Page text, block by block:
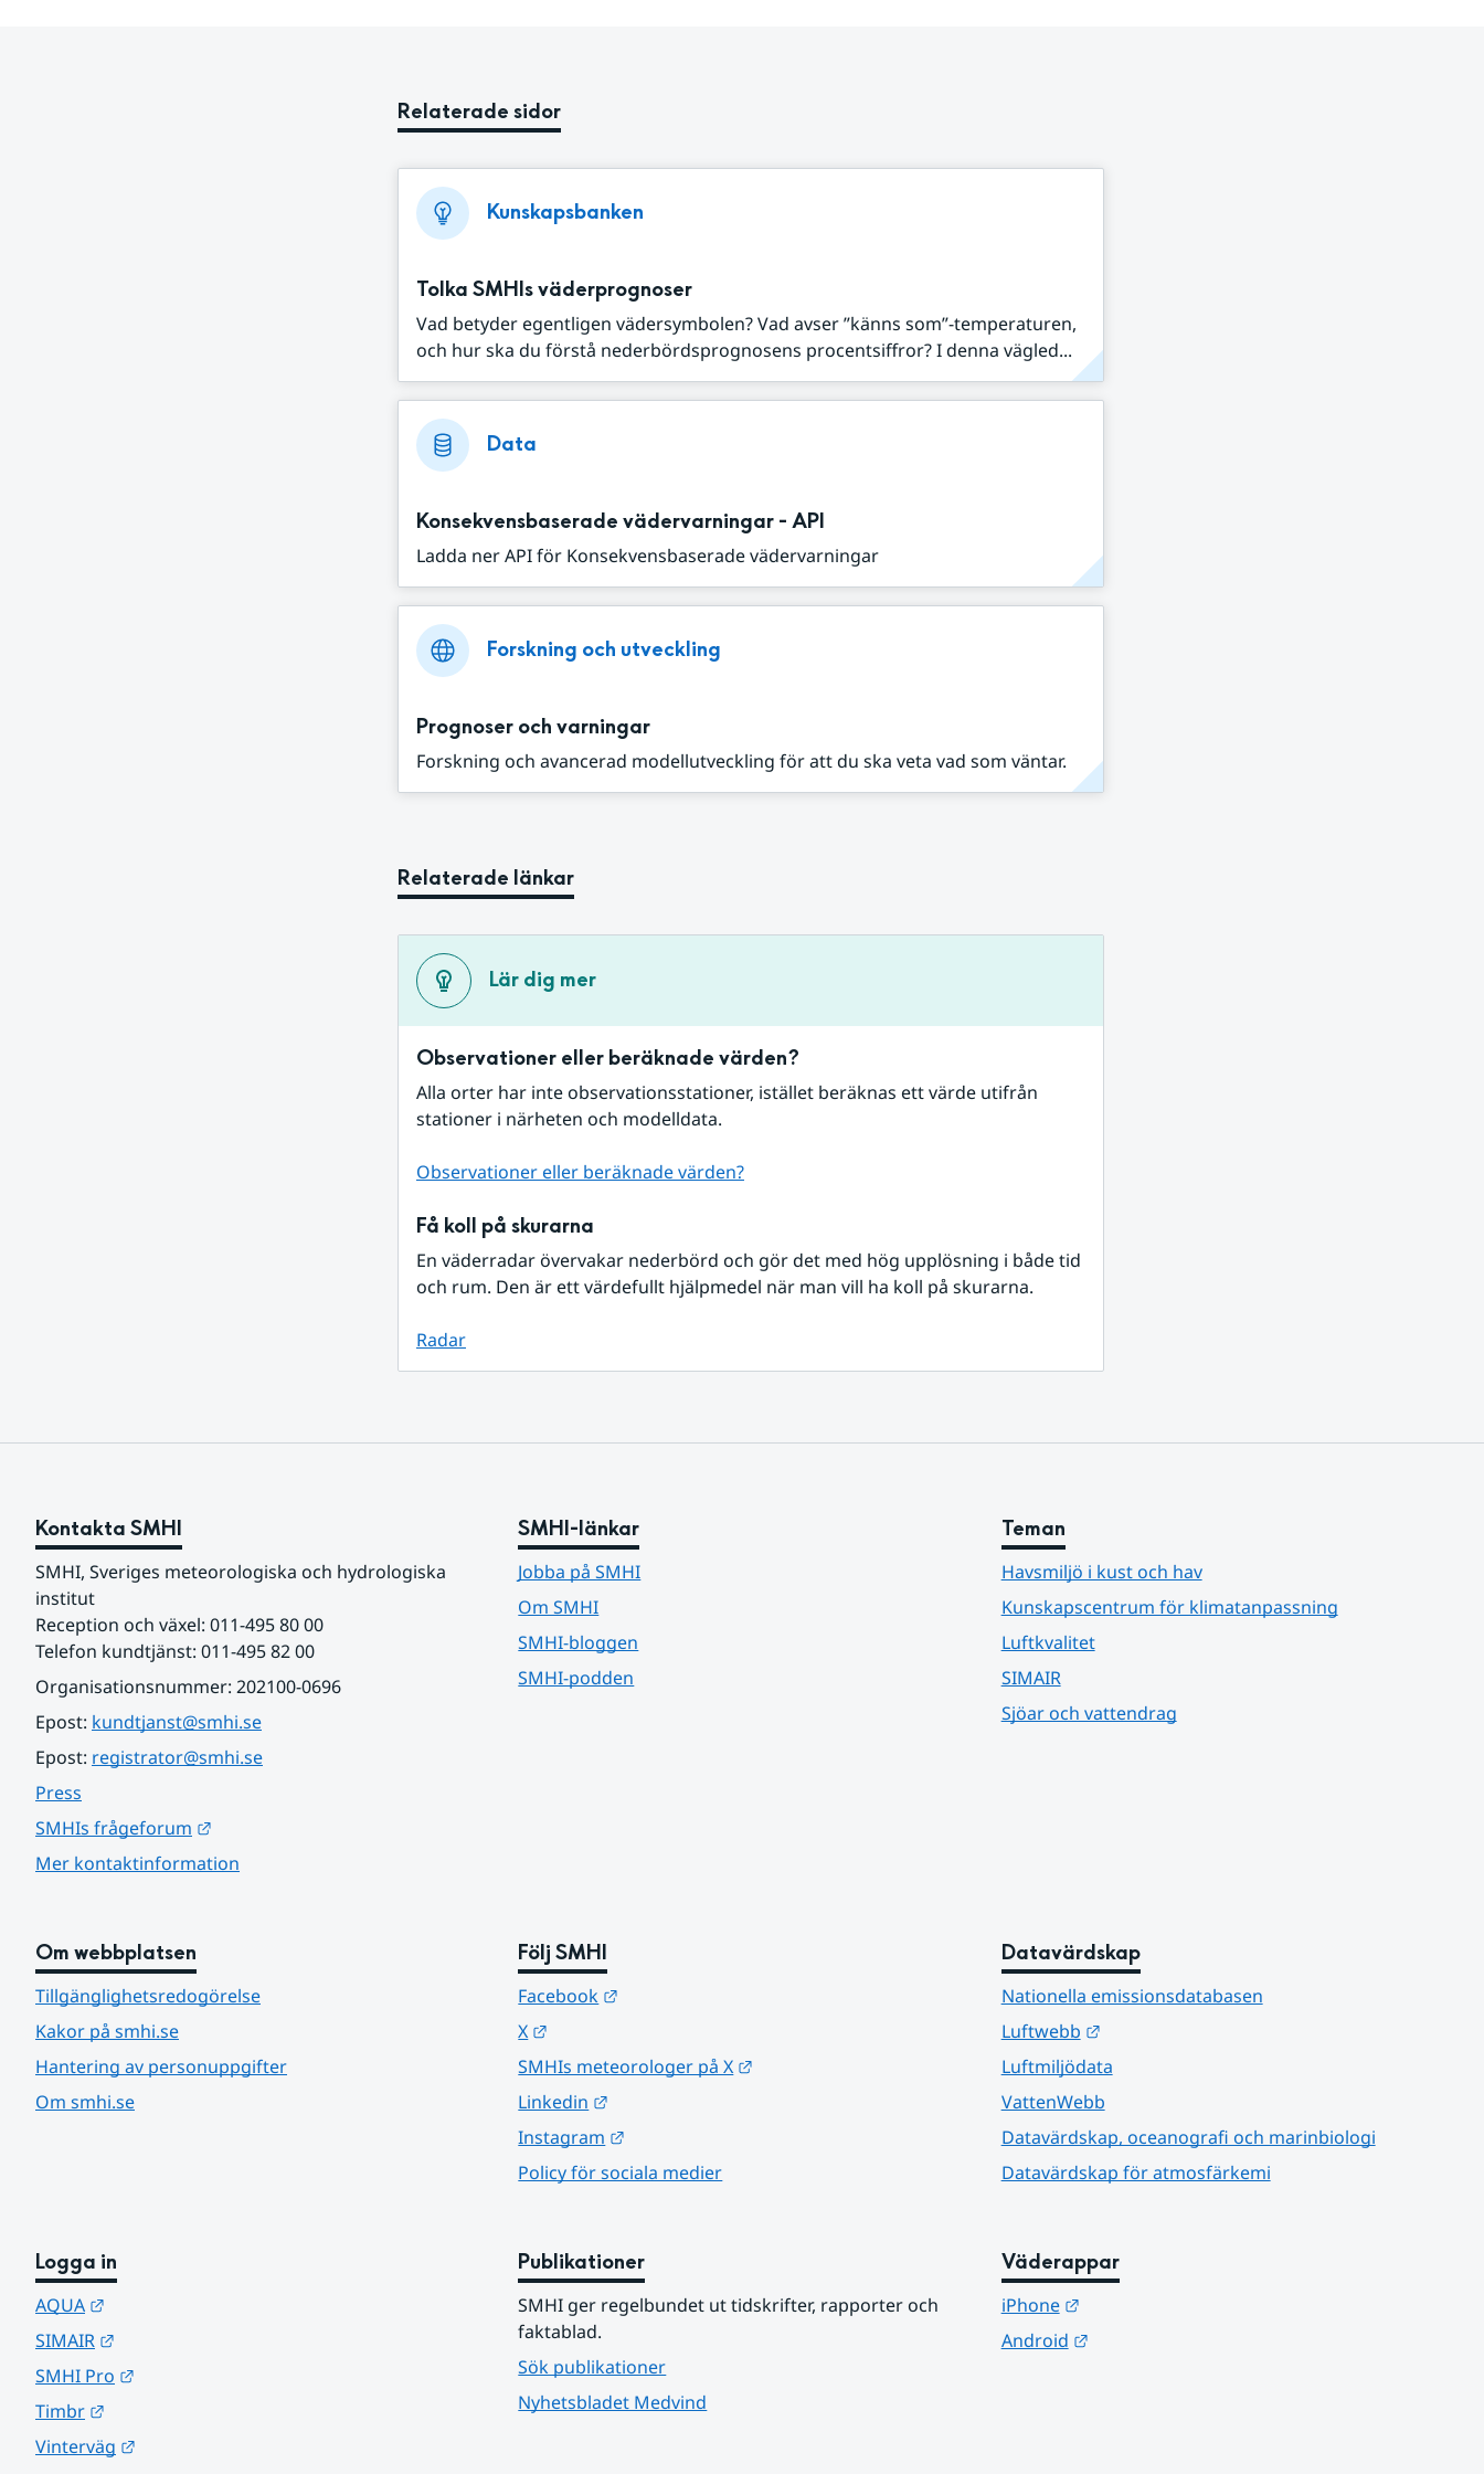
Relaterade sidor
Kunskapsbanken
Tolka SMHIs väderprognoser
Vad betyder egentligen vädersymbolen? Vad avser ”känns som”-temperaturen,
och hur ska du förstå nederbördsprognosens procentsiffror? I denna vägled...
Data
Konsekvensbaserade vädervarningar - API
Ladda ner API för Konsekvensbaserade vädervarningar
Forskning och utveckling
Prognoser och varningar
Forskning och avancerad modellutveckling för att du ska veta vad som väntar.
Relaterade länkar
Lär dig mer
Observationer eller beräknade värden?
Alla orter har inte observationsstationer, istället beräknas ett värde utifrån
stationer i närheten och modelldata.
Observationer eller beräknade värden?
Få koll på skurarna
En väderradar övervakar nederbörd och gör det med hög upplösning i både tid
och rum. Den är ett värdefullt hjälpmedel när man vill ha koll på skurarna.
Radar
Kontakta SMHI
SMHI, Sveriges meteorologiska och hydrologiska
institut
Reception och växel: 011-495 80 00
Telefon kundtjänst: 011-495 82 00
Organisationsnummer: 202100-0696
Epost: kundtjanst@smhi.se
Epost: registrator@smhi.se
Press
SMHIs frågeforum
Mer kontaktinformation
SMHI-länkar
Jobba på SMHI
Om SMHI
SMHI-bloggen
SMHI-podden
Teman
Havsmiljö i kust och hav
Kunskapscentrum för klimatanpassning
Luftkvalitet
SIMAIR
Sjöar och vattendrag
Om webbplatsen
Tillgänglighetsredogörelse
Kakor på smhi.se
Hantering av personuppgifter
Om smhi.se
Följ SMHI
Facebook
X
SMHIs meteorologer på X
Linkedin
Instagram
Policy för sociala medier
Datavärdskap
Nationella emissionsdatabasen
Luftwebb
Länk till annan webbplats.
Luftmiljödata
VattenWebb
Datavärdskap, oceanografi och marinbiologi
Datavärdskap för atmosfärkemi
Logga in
AQUA
SIMAIR
SMHI Pro
Timbr
Vinterväg
Publikationer
SMHI ger regelbundet ut tidskrifter, rapporter och
faktablad.
Sök publikationer
Nyhetsbladet Medvind
Väderappar
iPhone
Länk till annan webbplats.
Android
Länk till annan webbplats.